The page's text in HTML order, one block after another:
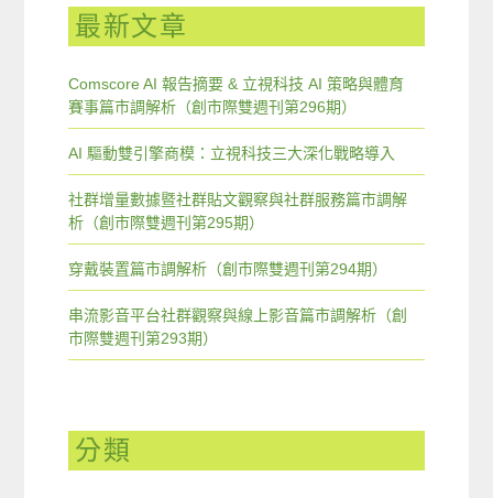
最新文章
Comscore AI 報告摘要 & 立視科技 AI 策略與體育
賽事篇市調解析（創市際雙週刊第296期）
AI 驅動雙引擎商模：立視科技三大深化戰略導入
社群增量數據暨社群貼文觀察與社群服務篇市調解
析（創市際雙週刊第295期）
穿戴裝置篇市調解析（創市際雙週刊第294期）
串流影音平台社群觀察與線上影音篇市調解析（創
市際雙週刊第293期）
分類